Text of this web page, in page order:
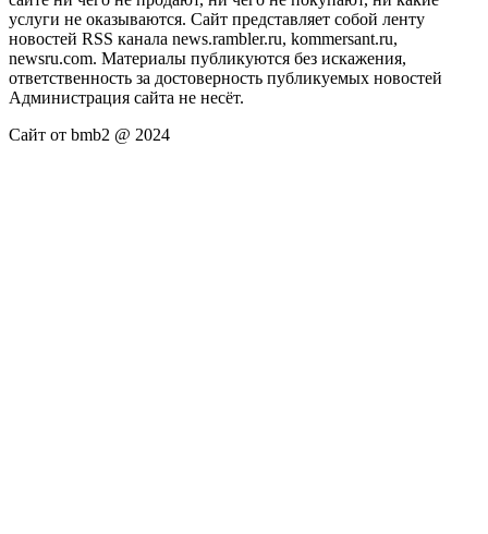
услуги не оказываются. Сайт представляет собой ленту
новостей RSS канала news.rambler.ru, kommersant.ru,
newsru.com. Материалы публикуются без искажения,
ответственность за достоверность публикуемых новостей
Администрация сайта не несёт.
Сайт от bmb2 @ 2024